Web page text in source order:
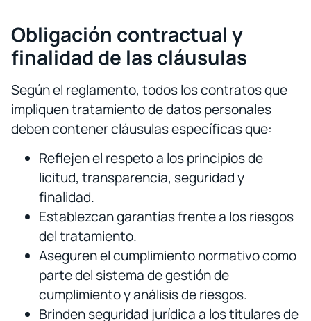
Obligación contractual y
finalidad de las cláusulas
Según el reglamento, todos los contratos que
impliquen tratamiento de datos personales
deben contener cláusulas específicas que:
Reflejen el respeto a los principios de
licitud, transparencia, seguridad y
finalidad.
Establezcan garantías frente a los riesgos
del tratamiento.
Aseguren el cumplimiento normativo como
parte del sistema de gestión de
cumplimiento y análisis de riesgos.
Brinden seguridad jurídica a los titulares de